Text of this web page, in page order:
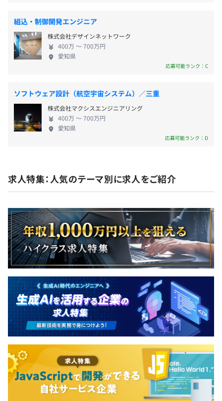
【開発環境】
OS ：Linux、Windows
言語：C、C++、C#、Javascript など
DBB ：PostgreSQL、MySQLなどのRDBB
◆人事評価は２つの制度により構成されます。
（１）能力評価制度（スキル基準）：年１回の給与改定
（２）業績評価制度（MBO）：半期毎の賞与
「マネジメント」「スペシャリスト」「事業企画推進」の
３パターンのキャリアが用意されており、ご自身のご希望
・年齢層は20代から50代まで幅広く活躍しています！
賞与：年2回（6月、12月）
社会保険完備（健康保険〈日新電機健康保険組合加入〉・
無期雇用
6カ月（期間中、待遇の変更はありません）
きるIoTゲートウェイ「屋外型IoTゲートウェイ」、
IoT向けLPWA 国際標準規格「Wi-SUN FAN」、IoTセ
ンサーゲートウェイ 「 SQU-Air 」 ③受託開発事例：
デジタル複合機のシステム開発、半導体製造装置シ
ステム開発、光通信基幹システム開発、産業機器・
ワークライフバランス〉 当社は、社員一人ひとりが
働きやすい環境を目指し、充実した福利厚生および
各種制度でさまざまな支援を行っています。 また、
会社の成長とともに社員一人ひとりの充実した生活
務制度といった仕事と生活の両立を目指す人のため
の各種制度のほか、いろいろな取り組も行っていま
す。 ・えるぼし認定企業：「女性が働きやすい職場
づくり」に取組む企業 ・トモニン認定企業：仕事と
介護を両立できる職場環境の整備促進に取組む企業
・「京都モデル」ワーク・ライフ・バランス認証企
業
組込・制御開発エンジニア
株式会社デザインネットワーク
400万 〜 700万円
愛知県
応募可能ランク：C
ソフトウェア設計（航空宇宙システム）／三重
株式会社マクシスエンジニアリング
400万 〜 700万円
愛知県
応募可能ランク：D
求人特集：人気のテーマ別に求人をご紹介